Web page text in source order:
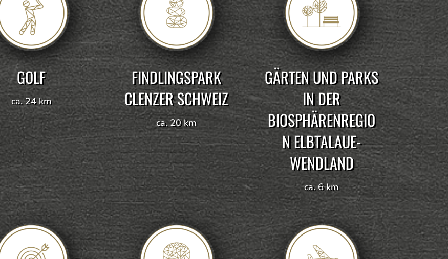
GOLF
ca. 24 km
FINDLINGSPARK
CLENZER SCHWEIZ
ca. 20 km
GÄRTEN UND PARKS
IN DER
BIOSPHÄRENREGIO
N ELBTALAUE-
WENDLAND
ca. 6 km